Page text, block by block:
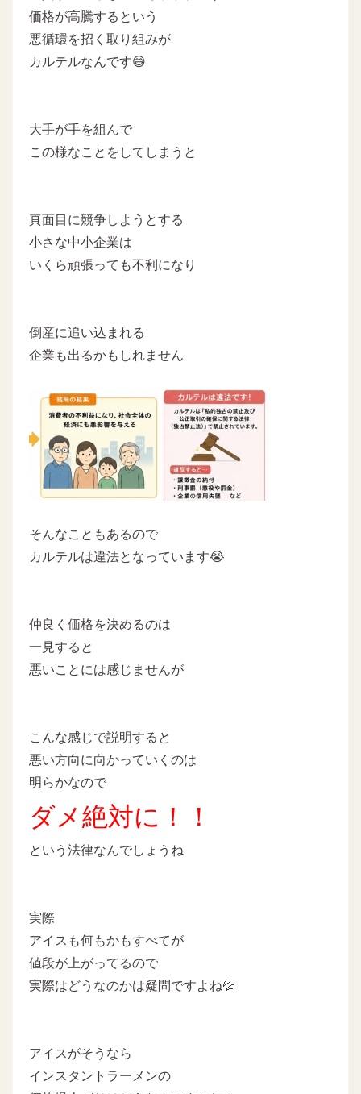
価格が高騰するという
悪循環を招く取り組みが
カルテルなんです😅
大手が手を組んで
この様なことをしてしまうと
真面目に競争しようとする
小さな中小企業は
いくら頑張っても不利になり
倒産に追い込まれる
企業も出るかもしれません
そんなこともあるので
カルテルは違法となっています😭
仲良く価格を決めるのは
一見すると
悪いことには感じませんが
こんな感じで説明すると
悪い方向に向かっていくのは
明らかなので
ダメ絶対に！！
という法律なんでしょうね
実際
アイスも何もかもすべてが
値段が上がってるので
実際はどうなのかは疑問ですよね💦
アイスがそうなら
インスタントラーメンの